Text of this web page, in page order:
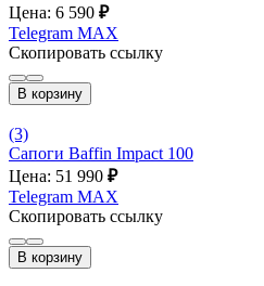
Цена: 6 590 ₽
Telegram MAX
Скопировать ссылку
В корзину
(3)
Сапоги Baffin Impact 100
Цена: 51 990 ₽
Telegram MAX
Скопировать ссылку
В корзину